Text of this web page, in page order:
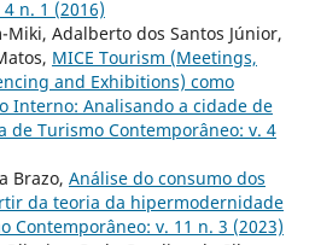
n. 1 (2016)
Adalberto dos Santos Júnior,
MICE Tourism (Meetings,
and Exhibitions) como
Interno: Analisando a cidade de
de Turismo Contemporâneo: v. 4
Brazo, Análise do consumo dos
da teoria da hipermodernidade
Contemporâneo: v. 11 n. 3 (2023)